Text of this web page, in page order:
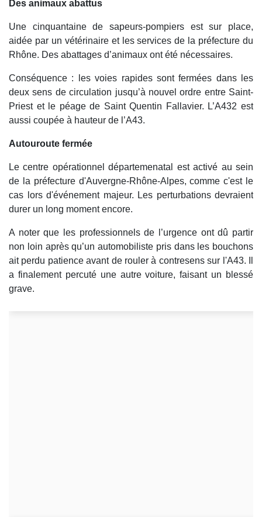
Des animaux abattus
Une cinquantaine de sapeurs-pompiers est sur place,
aidée par un vétérinaire et les services de la préfecture du
Rhône. Des abattages d’animaux ont été nécessaires.
Conséquence : les voies rapides sont fermées dans les
deux sens de circulation jusqu’à nouvel ordre entre Saint-
Priest et le péage de Saint Quentin Fallavier. L’A432 est
aussi coupée à hauteur de l’A43.
Autouroute fermée
Le centre opérationnel départemenatal est activé au sein
de la préfecture d'Auvergne-Rhône-Alpes, comme c'est le
cas lors d'événement majeur. Les perturbations devraient
durer un long moment encore.
A noter que les professionnels de l’urgence ont dû partir
non loin après qu’un automobiliste pris dans les bouchons
ait perdu patience avant de rouler à contresens sur l'A43. Il
a finalement percuté une autre voiture, faisant un blessé
grave.